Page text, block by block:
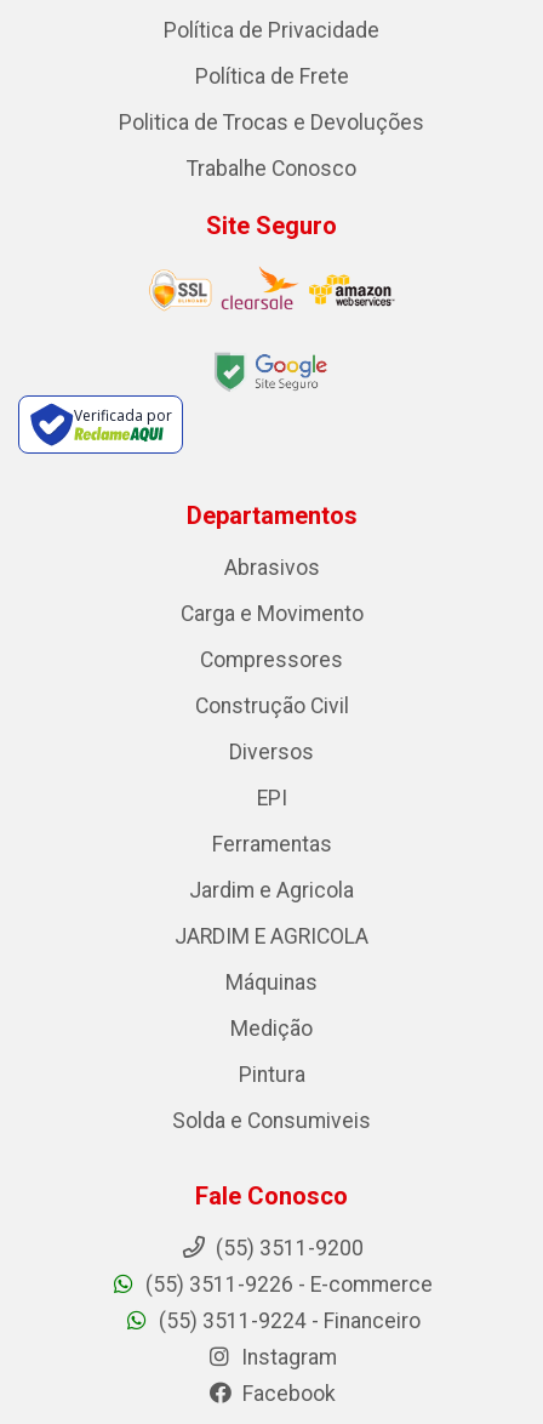
Política de Privacidade
Política de Frete
Politica de Trocas e Devoluções
Trabalhe Conosco
Site Seguro
Verificada por
Departamentos
Abrasivos
Carga e Movimento
Compressores
Construção Civil
Diversos
EPI
Ferramentas
Jardim e Agricola
JARDIM E AGRICOLA
Máquinas
Medição
Pintura
Solda e Consumiveis
Fale Conosco
(55) 3511-9200
(55) 3511-9226 - E-commerce
(55) 3511-9224 - Financeiro
Instagram
Facebook